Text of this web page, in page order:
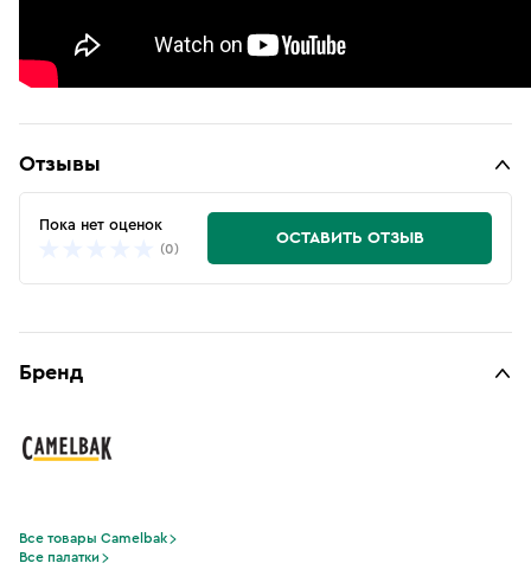
Отзывы
Пока нет оценок
(0)
ОСТАВИТЬ ОТЗЫВ
Бренд
Все товары Camelbak
Все палатки